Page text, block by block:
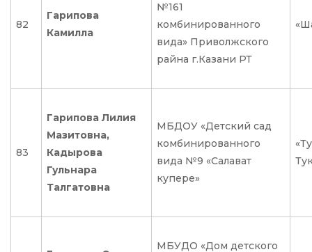
82
Гарипова
Камилла
№161
комбинированного
вида» Приволжского
райна г.Казани РТ
83
Гарипова Лилия
Мазитовна,
Кадырова
Гульнара
Талгатовна
МБДОУ «Детский сад
комбинированного
вида №9 «Салават
купере»
МБУДО «Дом детского